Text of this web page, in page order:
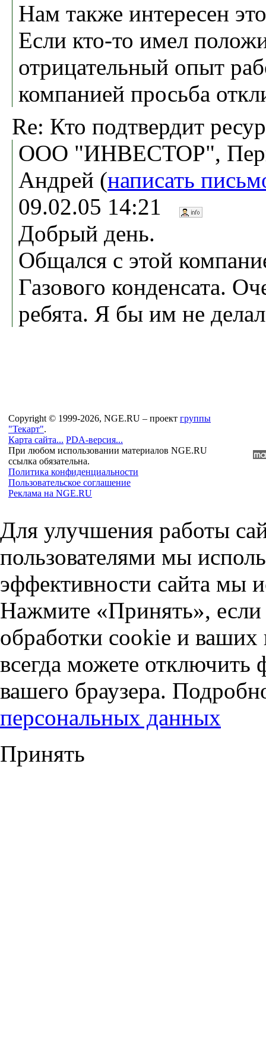
Нам также интересен
Если кто-то имел
отрицательный опыт
компанией просьба
Re: Кто подтвердит
ООО "ИНВЕСТОР",
Андрей (написать
09.02.05 14:21
Добрый день.
Общался с этой
Газового конденсата.
ребята. Я бы им не
Copyright © 1999-2026, NGE.RU – проект группы
"Текарт".
Карта сайта... PDA-версия...
При любом использовании материалов NGE.RU
ссылка обязательна.
Политика конфиденциальности
Пользовательское соглашение
Реклама на NGE.RU
Для улучшения работы
пользователями мы
эффективности сайта мы
Нажмите «Принять», если
обработки cookie и
всегда можете отключить
вашего браузера.
персональных данных
Принять